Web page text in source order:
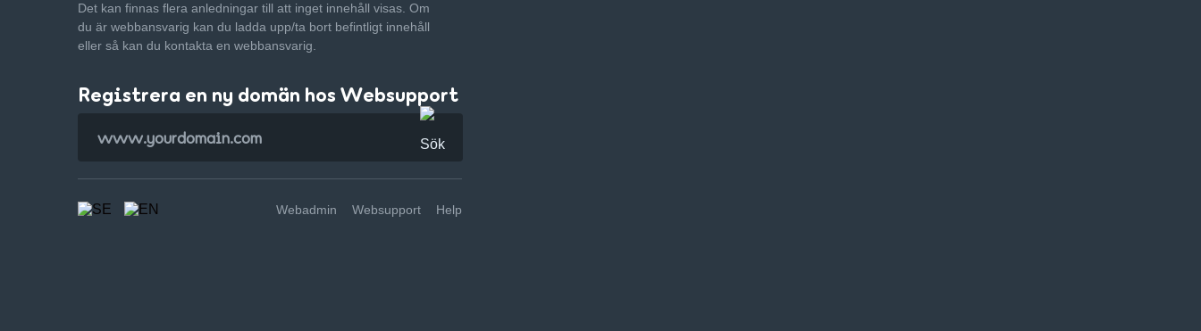
Det kan finnas flera anledningar till att inget innehåll visas. Om
du är webbansvarig kan du ladda upp/ta bort befintligt innehåll
eller så kan du kontakta en webbansvarig.
Registrera en ny domän hos Websupport
Webadmin Websupport Help